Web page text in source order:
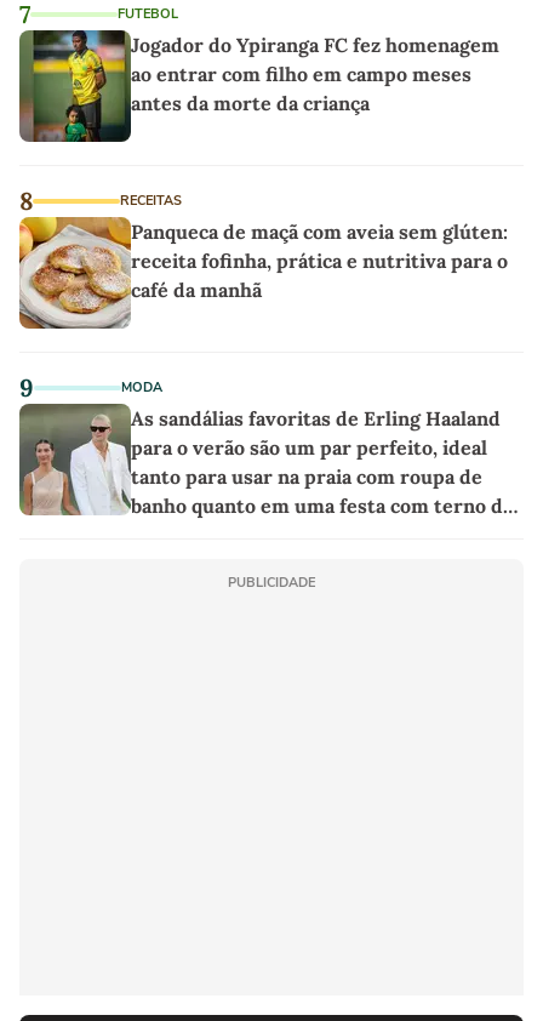
7 FUTEBOL
Jogador do Ypiranga FC fez homenagem
ao entrar com filho em campo meses
antes da morte da criança
8 RECEITAS
Panqueca de maçã com aveia sem glúten:
receita fofinha, prática e nutritiva para o
café da manhã
9 MODA
As sandálias favoritas de Erling Haaland
para o verão são um par perfeito, ideal
tanto para usar na praia com roupa de
banho quanto em uma festa com terno de
PUBLICIDADE